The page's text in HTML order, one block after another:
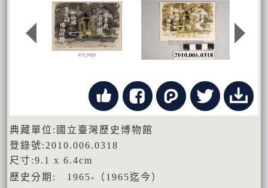
典藏單位:國立臺灣歷史博物館
登錄號:2010.006.0318
尺寸:9.1 x 6.4cm
歷史分期: 1965-（1965迄今）